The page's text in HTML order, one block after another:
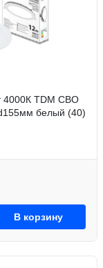
4000К TDM СВО
белый (40)
В корзину